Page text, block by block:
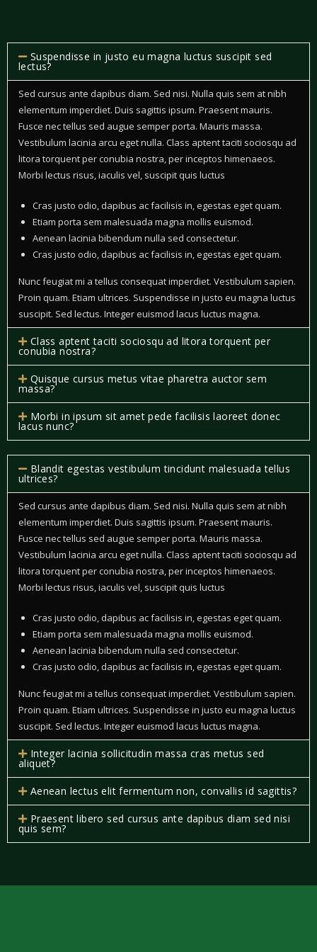
Suspendisse in justo eu magna luctus suscipit sed
lectus?
Sed cursus ante dapibus diam. Sed nisi. Nulla quis sem at nibh
elementum imperdiet. Duis sagittis ipsum. Praesent mauris.
Fusce nec tellus sed augue semper porta. Mauris massa.
Vestibulum lacinia arcu eget nulla. Class aptent taciti sociosqu ad
litora torquent per conubia nostra, per inceptos himenaeos.
Morbi lectus risus, iaculis vel, suscipit quis luctus
Cras justo odio, dapibus ac facilisis in, egestas eget quam.
Etiam porta sem malesuada magna mollis euismod.
Aenean lacinia bibendum nulla sed consectetur.
Cras justo odio, dapibus ac facilisis in, egestas eget quam.
Nunc feugiat mi a tellus consequat imperdiet. Vestibulum sapien.
Proin quam. Etiam ultrices. Suspendisse in justo eu magna luctus
suscipit. Sed lectus. Integer euismod lacus luctus magna.
Class aptent taciti sociosqu ad litora torquent per
conubia nostra?
Quisque cursus metus vitae pharetra auctor sem
massa?
Morbi in ipsum sit amet pede facilisis laoreet donec
lacus nunc?
Blandit egestas vestibulum tincidunt malesuada tellus
ultrices?
Sed cursus ante dapibus diam. Sed nisi. Nulla quis sem at nibh
elementum imperdiet. Duis sagittis ipsum. Praesent mauris.
Fusce nec tellus sed augue semper porta. Mauris massa.
Vestibulum lacinia arcu eget nulla. Class aptent taciti sociosqu ad
litora torquent per conubia nostra, per inceptos himenaeos.
Morbi lectus risus, iaculis vel, suscipit quis luctus
Cras justo odio, dapibus ac facilisis in, egestas eget quam.
Etiam porta sem malesuada magna mollis euismod.
Aenean lacinia bibendum nulla sed consectetur.
Cras justo odio, dapibus ac facilisis in, egestas eget quam.
Nunc feugiat mi a tellus consequat imperdiet. Vestibulum sapien.
Proin quam. Etiam ultrices. Suspendisse in justo eu magna luctus
suscipit. Sed lectus. Integer euismod lacus luctus magna.
Integer lacinia sollicitudin massa cras metus sed
aliquet?
Aenean lectus elit fermentum non, convallis id sagittis?
Praesent libero sed cursus ante dapibus diam sed nisi
quis sem?